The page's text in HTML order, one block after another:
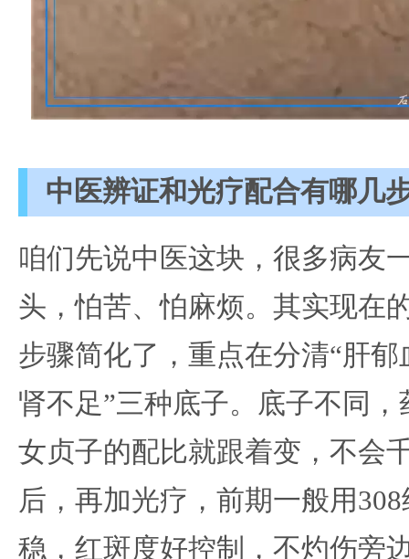
中医辨证和光疗配合有哪几
咱们先说中医这块，很多病友
头，怕苦、怕麻烦。其实现在
步骤简化了，重点在分清“肝郁
肾不足”三种底子。底子不同
女贞子的配比就跟着变，不会
后，再加光疗，前期一般用
稳，红斑度好控制，不灼伤旁